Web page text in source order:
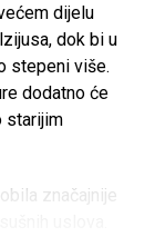
dijelu
dok bi u
stepeni više.
dodatno će
starijim
značajnije